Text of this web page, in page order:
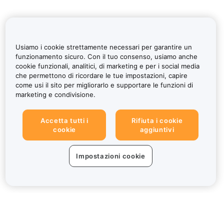
Usiamo i cookie strettamente necessari per garantire un
funzionamento sicuro. Con il tuo consenso, usiamo anche
cookie funzionali, analitici, di marketing e per i social media
che permettono di ricordare le tue impostazioni, capire
come usi il sito per migliorarlo e supportare le funzioni di
marketing e condivisione.
Accetta tutti i
cookie
Rifiuta i cookie
aggiuntivi
Impostazioni cookie